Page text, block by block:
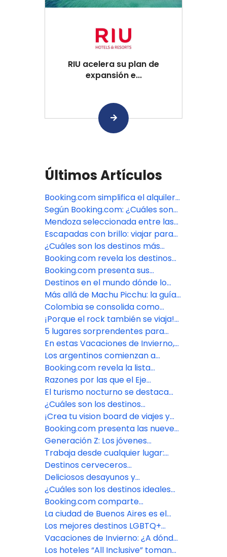
RIU acelera su plan de
expansión e...
Últimos Artículos
Booking.com simplifica el alquiler
de autos con su app en ChatGPT
Según Booking.com: ¿Cuáles son
los 9 destinos más hospitalarios de
Argentina?
Mendoza seleccionada entre las
cinco regiones vitivinícolas más
destacadas del mundo
Escapadas con brillo: viajar para
cuidar la piel, el cuerpo y la mente
¿Cuáles son los destinos más
acogedores del mundo en 2026?
Booking.com revela los destinos
que serán tendencia para una
visita obligatoria en 2026
Booking.com presenta sus
Predicciones de viaje 2026: la era
de la individualidad
Destinos en el mundo dónde lo
oscuro y lo gótico se vuelve
fascinante
Más allá de Machu Picchu: la guía
para descubrir la magia de Perú
con Booking.com
Colombia se consolida como
destino importante para
avistamiento de aves
¡Porque el rock también se viaja!
Booking.com recomienda
capitales del género en América
Latina
5 lugares sorprendentes para
bucear en manglares de América
Latina recomendados por
Booking.com
En estas Vacaciones de Invierno,
ciudad de Buenos Aires, Bariloche
y Mendoza son los destinos más
buscados
Los argentinos comienzan a
utilizar la Inteligencia Artificial en
la planificación de sus viajes
Booking.com revela la lista
completa de las ciudades más
acogedoras de Colombia en los
Traveller Review Awards 2025
Razones por las que el Eje
Cafetero es considerado uno de
los destinos más acogedores del
mundo
El turismo nocturno se destaca
entre las tendencias de viajes
para el 2025
¿Cuáles son los destinos
tendencia en Argentina para
2025?
¡Crea tu vision board de viajes y
haz realidad tus sueños en 2025!
Booking.com presenta las nueve
predicciones en viajes para 2025
Generación Z: Los jóvenes
latinoamericanos transforman el
turismo con presupuestos
inteligentes
Trabaja desde cualquier lugar:
Booking.com presenta cuatro
destinos ideales para nómadas
digitales
Destinos cerveceros
latinoamericanos, donde la
espuma es tan importante como
los lagos, el mar y las montañas
Deliciosos desayunos y
hospitalidad excepcional:
descubra los mejores
alojamientos Bed & Breakfast en
Colombia
¿Cuáles son los destinos ideales
de Latinoamérica para vivir una
estadía sustentable?
Booking.com comparte
alternativas para pasar tiempo en
París previo a la temporada
deportiva
La ciudad de Buenos Aires es el
destino latinoamericano más
buscado en julio por los viajeros
globales en Booking.com
Los mejores destinos LGBTQ+
Friendly de Booking.com para
2024
Vacaciones de Invierno: ¿A dónde
quieren viajar las familias
Los hoteles “All Inclusive” toman